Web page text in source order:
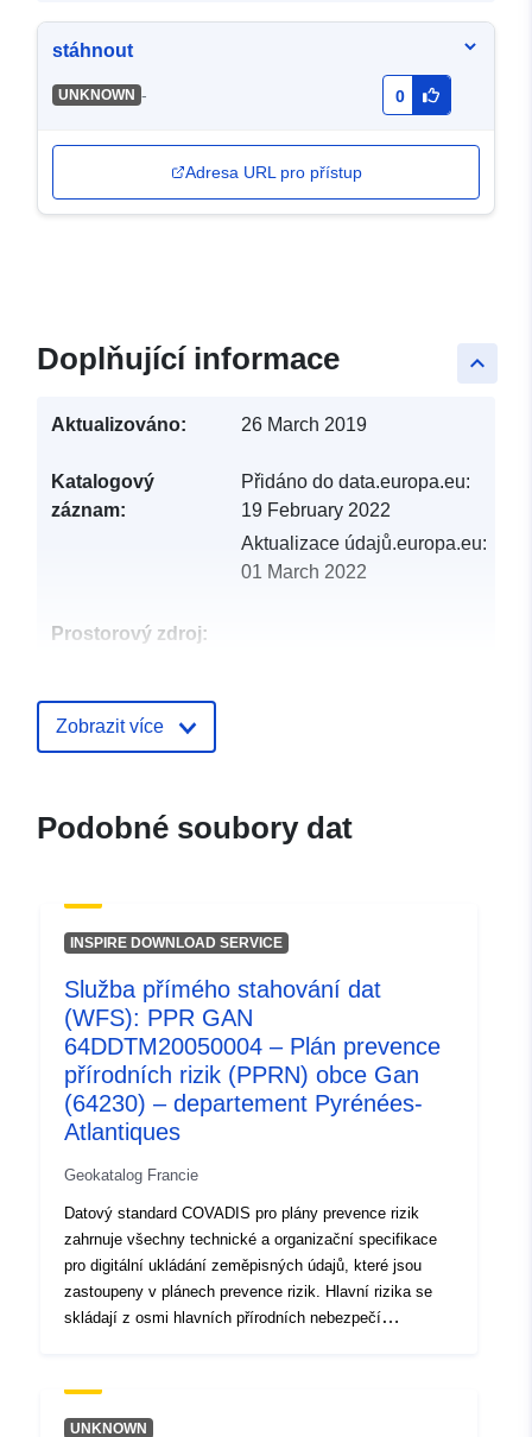
stáhnout
UNKNOWN - 0
Adresa URL pro přístup
keyboard_arrow_up
Doplňující informace
Aktualizováno: 26 March 2019
Katalogový
záznam:
Přidáno do data.europa.eu:
19 February 2022
Aktualizace údajů.europa.eu:
01 March 2022
Prostorový zdroj:
74c7ba6ccbfb
4e5d-8c5d-0889d02a13d7
Typ:
Datový zdroj:
http://inspire.ec.europa.eu/
codelist/ResourceType/services
Zobrazit více
Podobné soubory dat
INSPIRE DOWNLOAD SERVICE
Služba přímého stahování dat
(WFS): PPR GAN
64DDTM20050004 – Plán prevence
přírodních rizik (PPRN) obce Gan
(64230) – departement Pyrénées-
Atlantiques
Geokatalog Francie
Datový standard COVADIS pro plány prevence rizik
zahrnuje všechny technické a organizační specifikace
pro digitální ukládání zeměpisných údajů, které jsou
zastoupeny v plánech prevence rizik. Hlavní rizika se
skládají z osmi hlavních přírodních nebezpečí
laviny, lesní požáry, cyklony a bouře a čtyři
technologická rizika: jaderné riziko, průmyslové riziko,
UNKNOWN